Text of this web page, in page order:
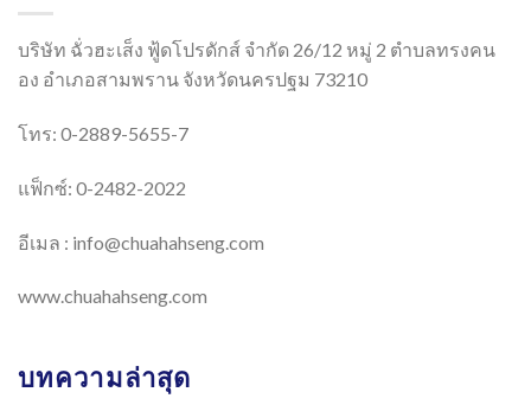
บริษัท ฉั่วฮะเส็ง ฟู้ดโปรดักส์ จำกัด 26/12 หมู่ 2 ตำบลทรงคน
อง อำเภอสามพราน จังหวัดนครปฐม 73210
โทร: 0-2889-5655-7
แฟ็กซ์: 0-2482-2022
อีเมล : info@chuahahseng.com
www.chuahahseng.com
บทความล่าสุด